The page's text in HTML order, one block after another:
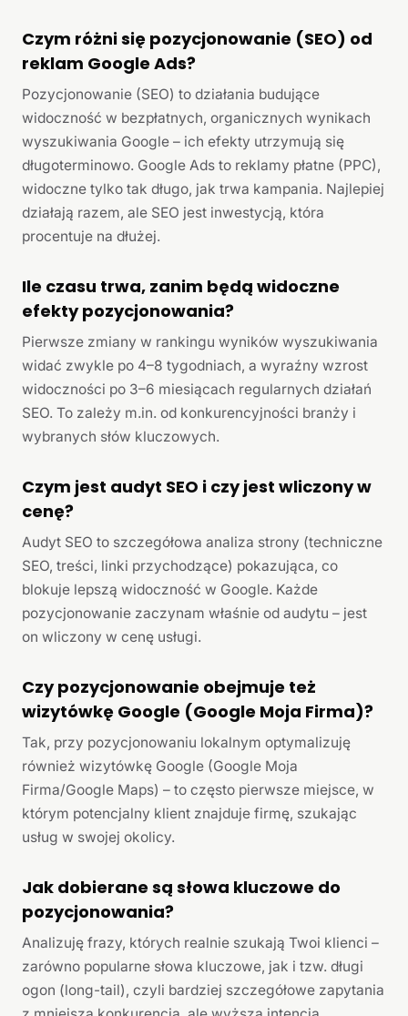
Czym różni się pozycjonowanie (SEO) od
reklam Google Ads?
Pozycjonowanie (SEO) to działania budujące
widoczność w bezpłatnych, organicznych wynikach
wyszukiwania Google – ich efekty utrzymują się
długoterminowo. Google Ads to reklamy płatne (PPC),
widoczne tylko tak długo, jak trwa kampania. Najlepiej
działają razem, ale SEO jest inwestycją, która
procentuje na dłużej.
Ile czasu trwa, zanim będą widoczne
efekty pozycjonowania?
Pierwsze zmiany w rankingu wyników wyszukiwania
widać zwykle po 4–8 tygodniach, a wyraźny wzrost
widoczności po 3–6 miesiącach regularnych działań
SEO. To zależy m.in. od konkurencyjności branży i
wybranych słów kluczowych.
Czym jest audyt SEO i czy jest wliczony w
cenę?
Audyt SEO to szczegółowa analiza strony (techniczne
SEO, treści, linki przychodzące) pokazująca, co
blokuje lepszą widoczność w Google. Każde
pozycjonowanie zaczynam właśnie od audytu – jest
on wliczony w cenę usługi.
Czy pozycjonowanie obejmuje też
wizytówkę Google (Google Moja Firma)?
Tak, przy pozycjonowaniu lokalnym optymalizuję
również wizytówkę Google (Google Moja
Firma/Google Maps) – to często pierwsze miejsce, w
którym potencjalny klient znajduje firmę, szukając
usług w swojej okolicy.
Jak dobierane są słowa kluczowe do
pozycjonowania?
Analizuję frazy, których realnie szukają Twoi klienci –
zarówno popularne słowa kluczowe, jak i tzw. długi
ogon (long-tail), czyli bardziej szczegółowe zapytania